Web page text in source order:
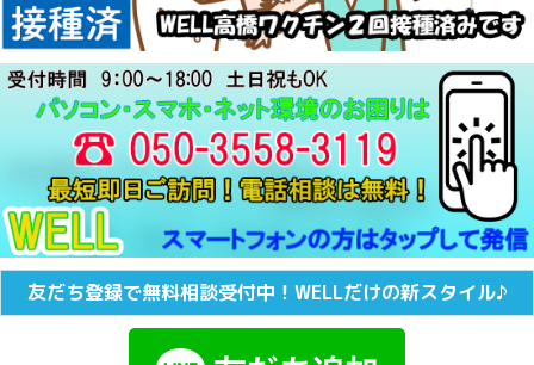
友だち登録で無料相談受付中！WELLだけの新スタイル♪